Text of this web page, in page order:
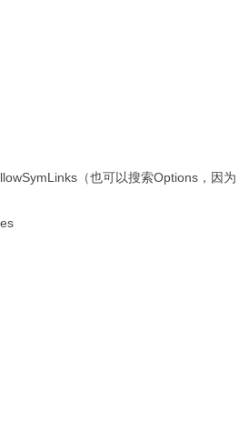
（也可以搜索Options，因为